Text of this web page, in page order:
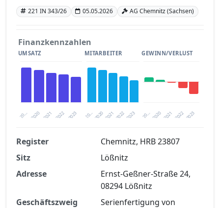
221 IN 343/26 05.05.2026 AG Chemnitz (Sachsen)
Finanzkennzahlen
UMSATZ
20… 2021 2023
2020 2022
MITARBEITER
20… 2021 2023
2020 2022
GEWINN/VERLUST
20… 2021 2023
2020 2022
Finanzkennzahlen nach kostenloser
Registrierung verfügbar
Jetzt kostenlos registrieren
Register
Chemnitz, HRB 23807
Sitz
Lößnitz
Adresse
Ernst-Geßner-Straße 24,
08294 Lößnitz
Geschäftszweig
Serienfertigung von